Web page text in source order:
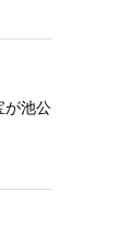
が池公